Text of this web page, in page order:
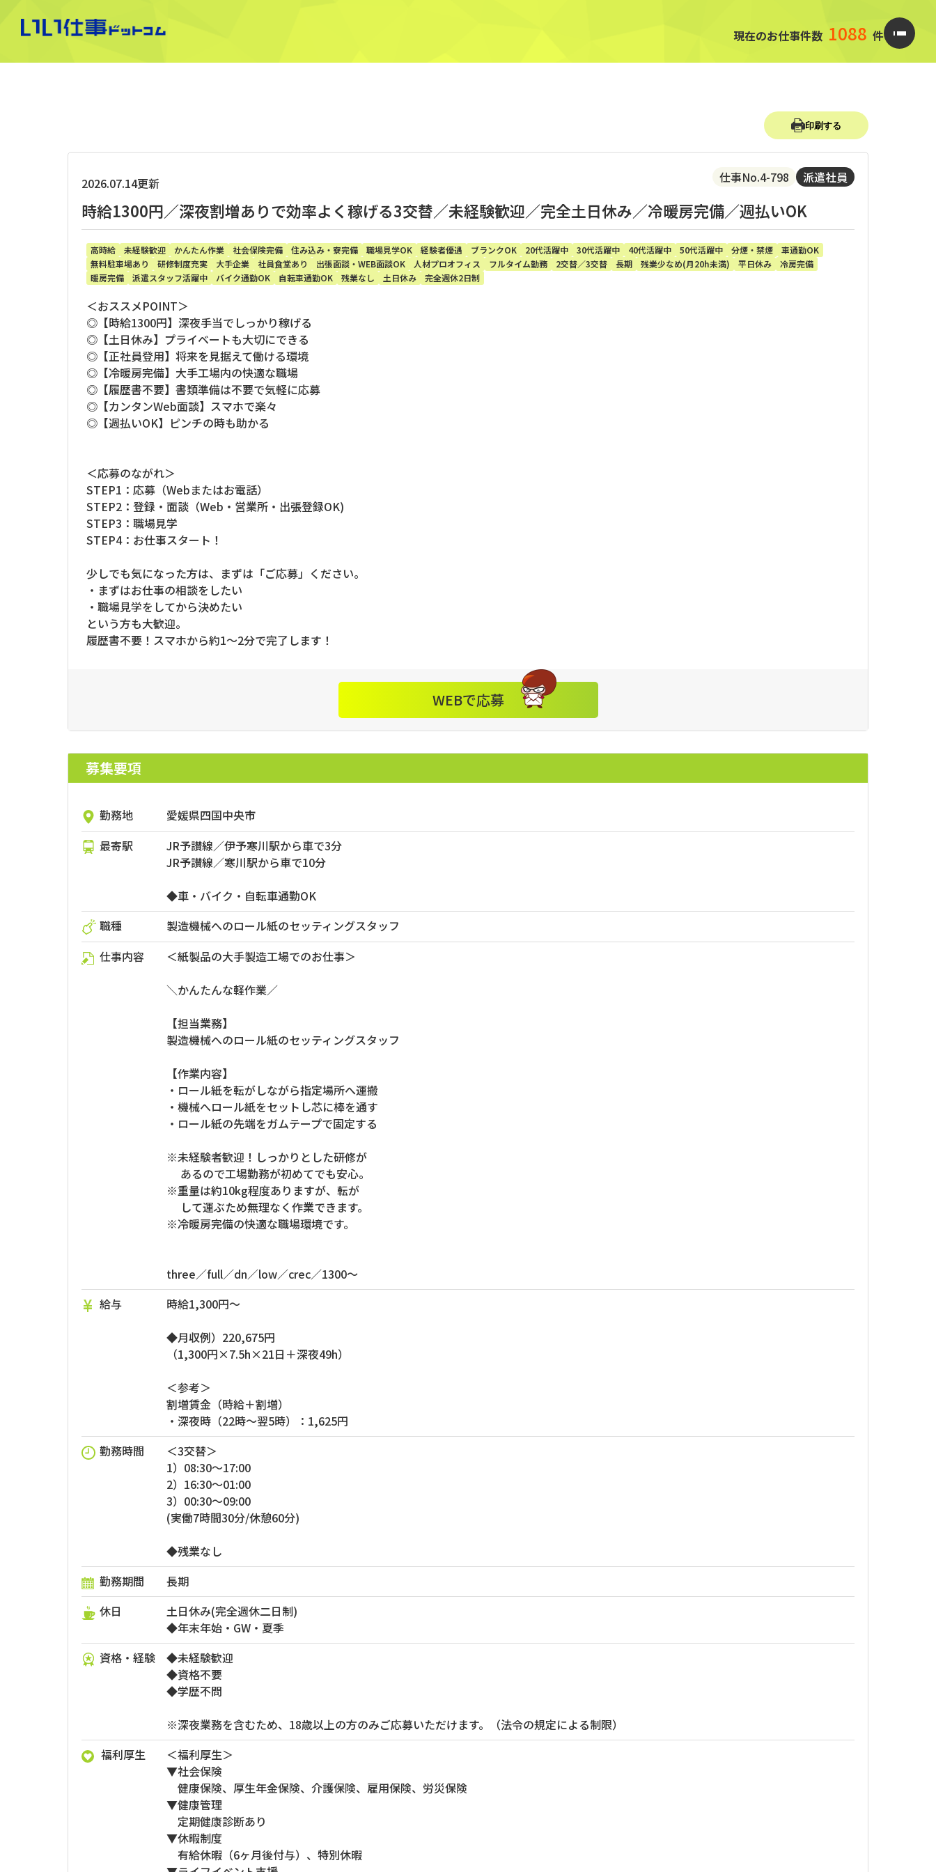
現在のお仕事件数 1088 件
印刷する
2026.07.14更新 仕事No.4-798 派遣社員
時給1300円／深夜割増ありで効率よく稼げる3交替／未経験歓迎／完全土日休み／冷暖房完備／週払いOK
高時給 未経験歓迎 かんたん作業 社会保険完備 住み込み・寮完備 職場見学OK 経験者優遇 ブランクOK 20代活躍中 30代活躍中 40代活躍中 50代活躍中 分煙・禁煙
車通勤OK
無料駐車場あり
研修制度充実 大手企業 社員食堂あり 出張面談・WEB面談OK 人材プロオフィス フルタイム勤務 2交替／3交替 長期 残業少なめ(月20h未満) 平日休み
冷房完備
暖房完備
派遣スタッフ活躍中 バイク通勤OK 自転車通勤OK 残業なし 土日休み 完全週休2日制
＜おススメPOINT＞
◎【時給1300円】深夜手当でしっかり稼げる
◎【土日休み】プライベートも大切にできる
◎【正社員登用】将来を見据えて働ける環境
◎【冷暖房完備】大手工場内の快適な職場
◎【履歴書不要】書類準備は不要で気軽に応募
◎【カンタンWeb面談】スマホで楽々
◎【週払いOK】ピンチの時も助かる
＜応募のながれ＞
STEP1：応募（Webまたはお電話）
STEP2：登録・面談（Web・営業所・出張登録OK)
STEP3：職場見学
STEP4：お仕事スタート！
少しでも気になった方は、まずは「ご応募」ください。
・まずはお仕事の相談をしたい
・職場見学をしてから決めたい
という方も大歓迎。
履歴書不要！スマホから約1～2分で完了します！
WEBで応募
募集要項
勤務地
愛媛県四国中央市
最寄駅
JR予讃線／伊予寒川駅から車で3分
JR予讃線／寒川駅から車で10分
◆車・バイク・自転車通勤OK
職種
製造機械へのロール紙のセッティングスタッフ
仕事内容
＜紙製品の大手製造工場でのお仕事＞
＼かんたんな軽作業／
【担当業務】
製造機械へのロール紙のセッティングスタッフ
【作業内容】
・ロール紙を転がしながら指定場所へ運搬
・機械へロール紙をセットし芯に棒を通す
・ロール紙の先端をガムテープで固定する
※未経験者歓迎！しっかりとした研修が
あるので工場勤務が初めてでも安心。
※重量は約10kg程度ありますが、転が
して運ぶため無理なく作業できます。
※冷暖房完備の快適な職場環境です。
three／full／dn／low／crec／1300～
給与
時給1,300円～
◆月収例）220,675円
（1,300円×7.5h×21日＋深夜49h）
＜参考＞
割増賃金（時給＋割増）
・深夜時（22時～翌5時）：1,625円
勤務時間
＜3交替＞
1）08:30～17:00
2）16:30～01:00
3）00:30～09:00
(実働7時間30分/休憩60分)
◆残業なし
勤務期間
長期
休日
土日休み(完全週休二日制)
◆年末年始・GW・夏季
資格・経験
◆未経験歓迎
◆資格不要
◆学歴不問
※深夜業務を含むため、18歳以上の方のみご応募いただけます。（法令の規定による制限）
福利厚生
＜福利厚生＞
▼社会保険
健康保険、厚生年金保険、介護保険、雇用保険、労災保険
▼健康管理
定期健康診断あり
▼休暇制度
有給休暇（6ヶ月後付与）、特別休暇